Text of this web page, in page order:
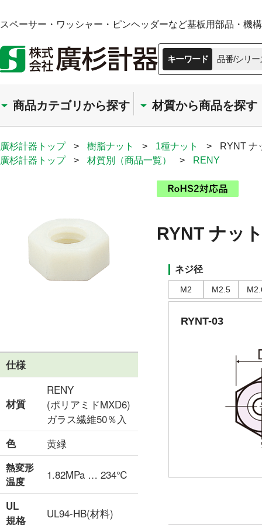
スペーサー・ワッシャー・ピンヘッダーなど基板用部品・機
キーワード 品番/シリー
商品カテゴリから探す 材質から商品を探す
廣杉計器トップ > 樹脂ナット > 1種ナット >
RYNT ナ
廣杉計器トップ
> 材質別（商品一覧） > RENY
仕様
材質
RENY
(ポリアミドMXD6)
ガラス繊維50％入
色 黄緑
熱変形
温度
1.82MPa … 234℃
UL
規格
UL94-HB(材料)
RYNT ナッ
ネジ径
M2 M2.5
RYNT-03